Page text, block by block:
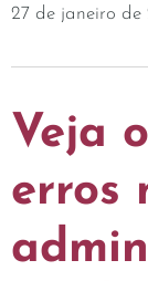
27 de janeiro de
Veja
erros